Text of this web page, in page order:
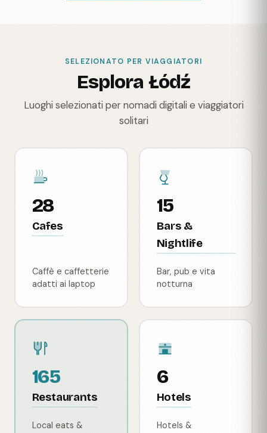
SELEZIONATO PER VIAGGIATORI
Esplora Łódź
Luoghi selezionati per nomadi digitali e viaggiatori
solitari
28
Cafes
Caffè e caffetterie
adatti ai laptop
15
Bars &
Nightlife
Bar, pub e vita
notturna
165
Restaurants
Local eats &
6
Hotels
Hotels &